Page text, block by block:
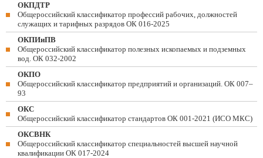
ОКПДТР
Общероссийский классификатор профессий рабочих, должностей
служащих и тарифных разрядов ОК 016-2025
ОКПИиПВ
Общероссийский классификатор полезных ископаемых и подземных
вод. ОК 032-2002
ОКПО
Общероссийский классификатор предприятий и организаций. ОК 007–
93
ОКС
Общероссийский классификатор стандартов ОК 001-2021 (ИСО МКС)
ОКСВНК
Общероссийский классификатор специальностей высшей научной
квалификации ОК 017-2024